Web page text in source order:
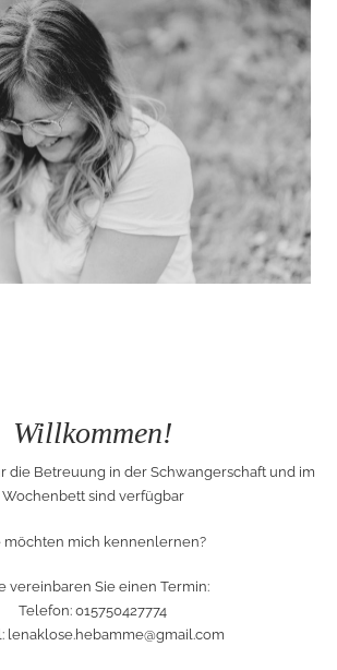
Willkommen!
die Betreuung in der Schwangerschaft und im
Wochenbett sind verfügbar
möchten mich kennenlernen?
vereinbaren Sie einen Termin:
Telefon: 015750427774
lenaklose.hebamme@gmail.com